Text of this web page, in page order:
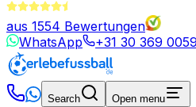
aus 1554 Bewertungen
WhatsApp
+31 30 369 0059
Search Open menu